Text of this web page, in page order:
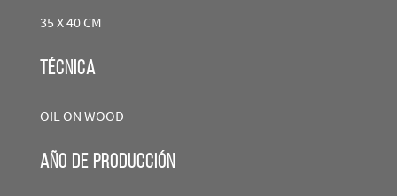
35 X 40 CM
técnica
OIL ON WOOD
año de producción